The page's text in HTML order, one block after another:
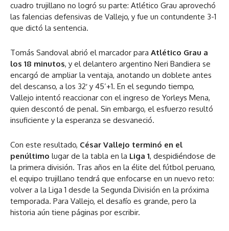
cuadro trujillano no logró su parte: Atlético Grau aprovechó
las falencias defensivas de Vallejo, y fue un contundente 3-1
que dictó la sentencia.
Tomás Sandoval abrió el marcador para Atlético Grau a
los 18 minutos, y el delantero argentino Neri Bandiera se
encargó de ampliar la ventaja, anotando un doblete antes
del descanso, a los 32′ y 45’+1. En el segundo tiempo,
Vallejo intentó reaccionar con el ingreso de Yorleys Mena,
quien descontó de penal. Sin embargo, el esfuerzo resultó
insuficiente y la esperanza se desvaneció.
Con este resultado, César Vallejo terminó en el
penúltimo lugar de la tabla en la Liga 1, despidiéndose de
la primera división. Tras años en la élite del fútbol peruano,
el equipo trujillano tendrá que enfocarse en un nuevo reto:
volver a la Liga 1 desde la Segunda División en la próxima
temporada. Para Vallejo, el desafío es grande, pero la
historia aún tiene páginas por escribir.